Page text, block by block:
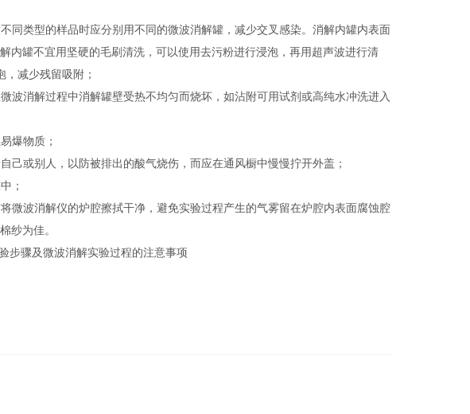
同类型的样品时应分别用不同的微波消解罐，减少交叉感染。消解内罐内表面
内罐不宜用坚硬的毛刷清洗，可以使用去污粉进行浸泡，再用超声波进行清
，减少残留吸附；
波消解过程中消解罐壁受热不均匀而烧坏，如沾附可用试剂或高纯水冲洗进入
爆物质；
己或别人，以防被排出的酸气烧伤，而应在通风橱中慢慢拧开外盖；
；
微波消解仪的炉腔擦拭干净，避免实验过程产生的气雾留在炉腔内表面腐蚀腔
纱为佳。